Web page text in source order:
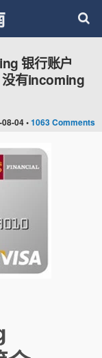
04 •1063 Comments
银行账户
没有incoming